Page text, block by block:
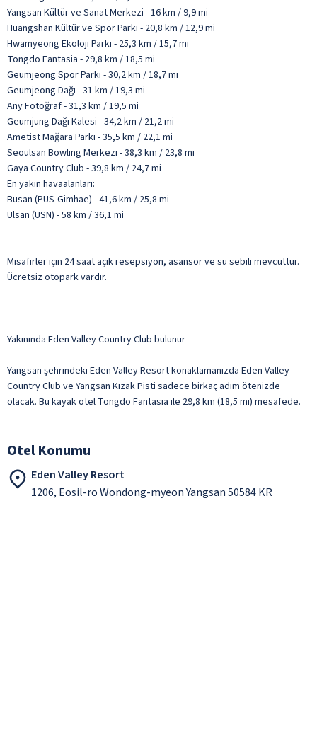
Yangsan Kültür ve Sanat Merkezi - 16 km / 9,9 mi
Huangshan Kültür ve Spor Parkı - 20,8 km / 12,9 mi
Hwamyeong Ekoloji Parkı - 25,3 km / 15,7 mi
Tongdo Fantasia - 29,8 km / 18,5 mi
Geumjeong Spor Parkı - 30,2 km / 18,7 mi
Geumjeong Dağı - 31 km / 19,3 mi
Any Fotoğraf - 31,3 km / 19,5 mi
Geumjung Dağı Kalesi - 34,2 km / 21,2 mi
Ametist Mağara Parkı - 35,5 km / 22,1 mi
Seoulsan Bowling Merkezi - 38,3 km / 23,8 mi
Gaya Country Club - 39,8 km / 24,7 mi
En yakın havaalanları:
Busan (PUS-Gimhae) - 41,6 km / 25,8 mi
Ulsan (USN) - 58 km / 36,1 mi
Misafirler için 24 saat açık resepsiyon, asansör ve su sebili mevcuttur.
Ücretsiz otopark vardır.
Yakınında Eden Valley Country Club bulunur
Yangsan şehrindeki Eden Valley Resort konaklamanızda Eden Valley
Country Club ve Yangsan Kızak Pisti sadece birkaç adım ötenizde
olacak. Bu kayak otel Tongdo Fantasia ile 29,8 km (18,5 mi) mesafede.
Otel Konumu
Eden Valley Resort
1206, Eosil-ro Wondong-myeon Yangsan 50584 KR